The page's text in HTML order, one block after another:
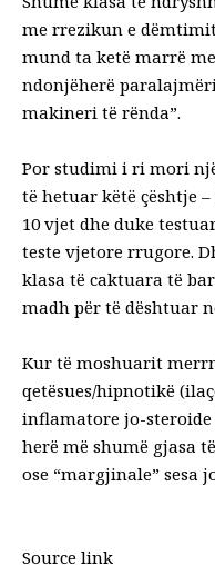
me rrezikun e
mund ta ketë marrë
ndonjëherë
makineri të rënda”.
Por studimi i ri mori
të hetuar këtë çështje
10 vjet dhe duke
teste vjetore rrugore.
klasa të caktuara të
madh për të dështuar
Kur të moshuarit
qetësues/hipnotikë
inflamatore jo-steroide
herë më shumë gjasa
ose “margjinale” sesa
Source link